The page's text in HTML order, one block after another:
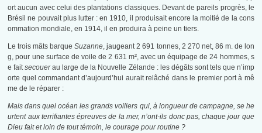
ort aucun avec celui des plantations classiques. Devant de pareils progrès, le
Brésil ne pouvait plus lutter : en 1910, il produisait encore la moitié de la cons
ommation mondiale, en 1914, il en produira à peine un tiers.
Le trois mâts barqueSuzanne, jaugeant 2 691 tonnes, 2 270 net, 86 m. de lon
g, pour une surface de voile de 2 631 m², avec un équipage de 24 hommes, s
e faitsecouerau large de la Nouvelle Zélande : les dégâts sont tels que n’imp
orte quel commandant d’aujourd’hui aurait relâché dans le premier port à mê
me de le réparer :
Mais dans quel océan les grands voiliers qui, à longueur de campagne, se he
urtent aux terrifiantes épreuves de la mer, n’ont-ils donc pas, chaque jour que
Dieu fait et loin de tout témoin, le courage pour routine ?